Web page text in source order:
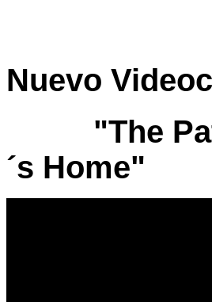
Nuevo
"The
´s Home"